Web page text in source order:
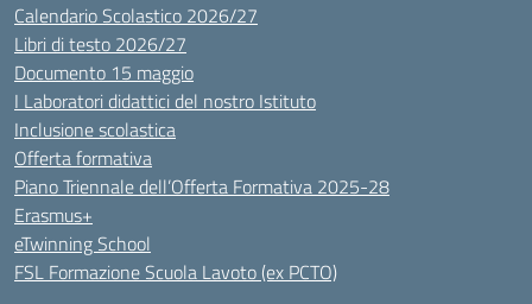
Calendario Scolastico 2026/27
Libri di testo 2026/27
Documento 15 maggio
I Laboratori didattici del nostro Istituto
Inclusione scolastica
Offerta formativa
Piano Triennale dell’Offerta Formativa 2025-28
Erasmus+
eTwinning School
FSL Formazione Scuola Lavoto (ex PCTO)